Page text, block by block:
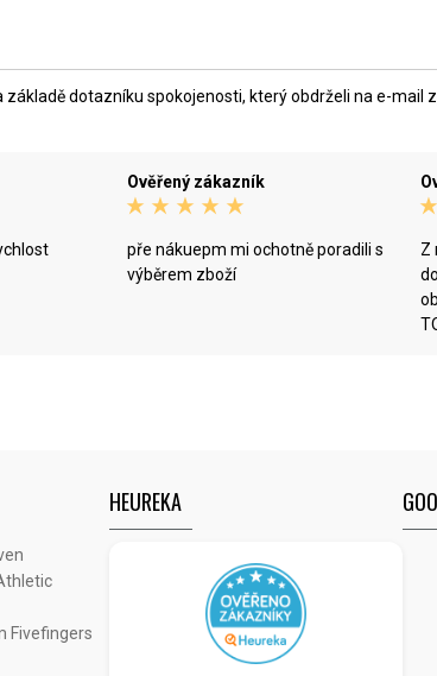
dotazníku spokojenosti, který obdrželi na e-mail
Ověřený zákazník
pře nákuepm mi ochotně poradili s
výběrem zboží
Z
Fivefingers
HEUREKA